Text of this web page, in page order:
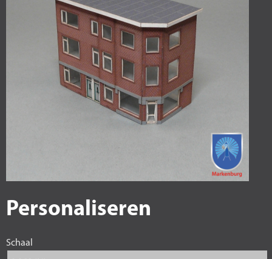
Personaliseren
Schaal